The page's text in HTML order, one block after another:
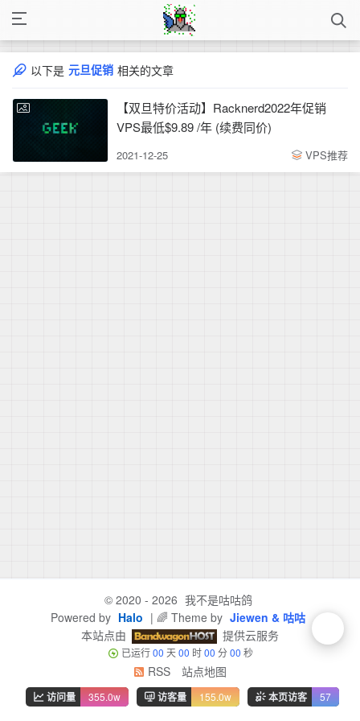
以下是 元旦促销 相关的文章
【双旦特价活动】Racknerd2022年促销
VPS最低$9.89 /年 (续费同价)
2021-12-25 VPS推荐
© 2020 - 2026 我不是咕咕鸽
Powered by Halo | 🌈 Theme by Jiewen & 咕咕
本站点由
提供云服务
已运行00 天00 时00 分00 秒
RSS 站点地图
访问量 355.0w 访客量 155.0w 本页访客 57